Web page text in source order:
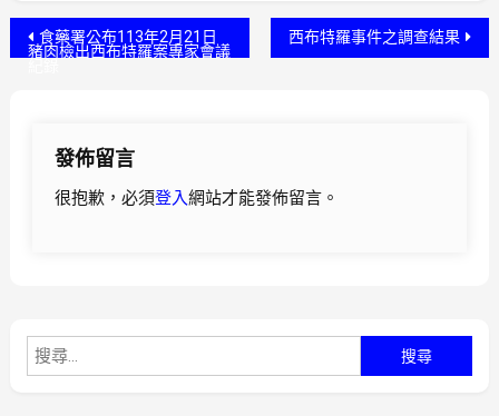
文食藥署公布113年2月21日
豬肉檢出西布特羅案專家會議
西布特羅事件之調查結果
發佈留言
很抱歉，必須登入網站才能發佈留言。
尋